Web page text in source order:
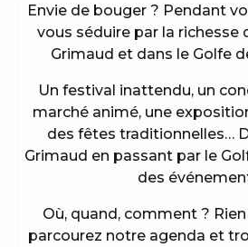
Envie de bouger ? Pendant
vous séduire par la richesse
Grimaud et dans le Golfe
Un festival inattendu, un
marché animé, une
des fêtes traditionnelles…
Grimaud en passant par le
des
Où, quand, comment ?
parcourez notre agenda et